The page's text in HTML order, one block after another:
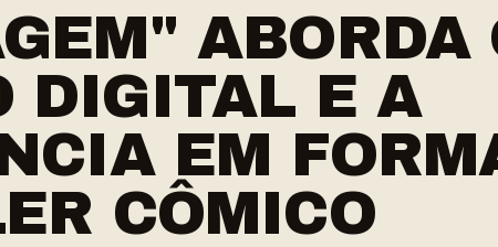
ABORDA
DIGITAL E A
EM
CÔMICO